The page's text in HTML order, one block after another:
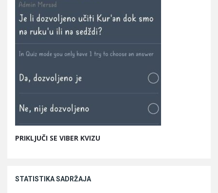
PRIKLJUČI SE VIBER KVIZU
STATISTIKA SADRŽAJA